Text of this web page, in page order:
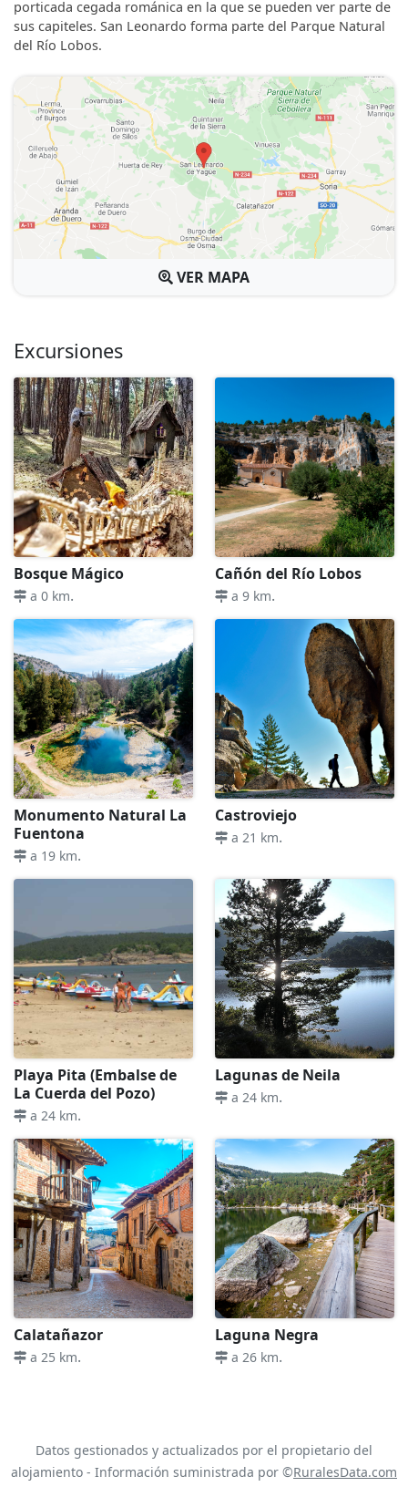
porticada cegada románica en la que se pueden ver parte de
sus capiteles. San Leonardo forma parte del Parque Natural
del Río Lobos.
VER MAPA
Excursiones
Bosque Mágico
a 0 km.
Cañón del Río Lobos
a 9 km.
Monumento Natural La
Fuentona
a 19 km.
Castroviejo
a 21 km.
Playa Pita (Embalse de
La Cuerda del Pozo)
a 24 km.
Lagunas de Neila
a 24 km.
Calatañazor
a 25 km.
Laguna Negra
a 26 km.
Datos gestionados y actualizados por el propietario del
alojamiento - Información suministrada por ©RuralesData.com